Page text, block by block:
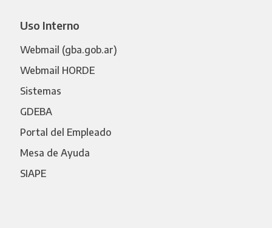
Uso Interno
Webmail (gba.gob.ar)
Webmail HORDE
Sistemas
GDEBA
Portal del Empleado
Mesa de Ayuda
SIAPE